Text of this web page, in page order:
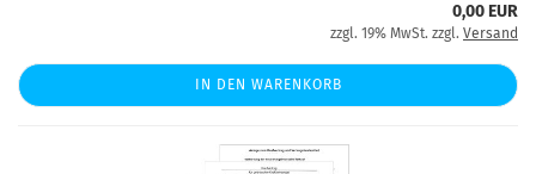
0,00 EUR
zzgl. 19% MwSt. zzgl. Versand
IN DEN WARENKORB